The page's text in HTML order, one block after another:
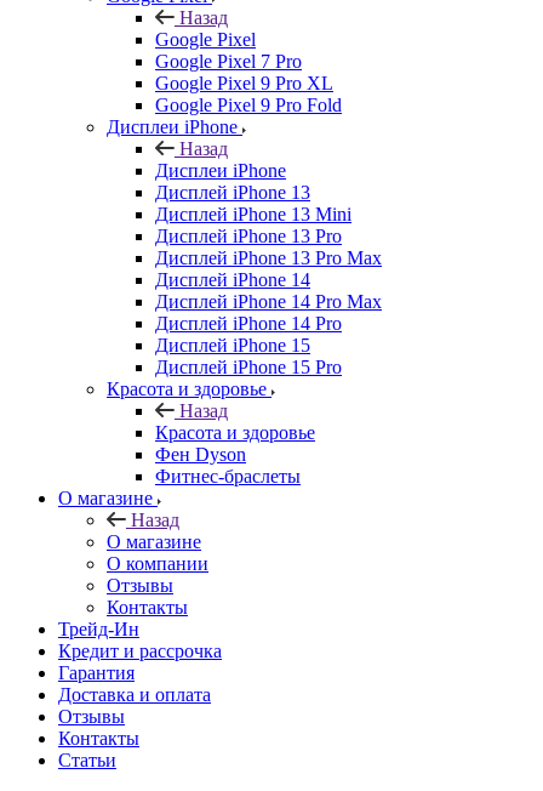
Назад
Google Pixel
Google Pixel 7 Pro
Google Pixel 9 Pro XL
Google Pixel 9 Pro Fold
Дисплеи iPhone
Назад
Дисплеи iPhone
Дисплей iPhone 13
Дисплей iPhone 13 Mini
Дисплей iPhone 13 Pro
Дисплей iPhone 13 Pro Max
Дисплей iPhone 14
Дисплей iPhone 14 Pro Max
Дисплей iPhone 14 Pro
Дисплей iPhone 15
Дисплей iPhone 15 Pro
Красота и здоровье
Назад
Красота и здоровье
Фен Dyson
Фитнес-браслеты
О магазине
Назад
О магазине
О компании
Отзывы
Контакты
Трейд-Ин
Кредит и рассрочка
Гарантия
Доставка и оплата
Отзывы
Контакты
Статьи